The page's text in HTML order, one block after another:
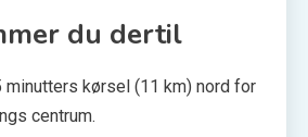
du dertil
minutters kørsel (11 km) nord for
centrum.